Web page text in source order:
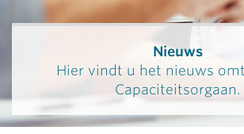
Nieuws
Hier vindt u het nieuws
Capaciteitsorgaan.